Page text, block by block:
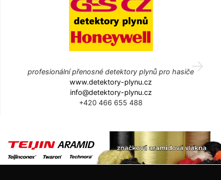
profesionální přenosné detektory plynů pro hasiče
www.detektory-plynu.cz
info@detektory-plynu.cz
+420 466 655 488